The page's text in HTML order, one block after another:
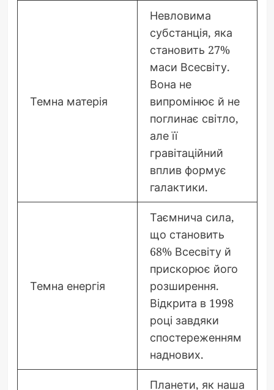
Темна матерія
Невловима
субстанція, яка
становить 27%
маси Всесвіту.
Вона не
випромінює й не
поглинає світло,
але її
гравітаційний
вплив формує
галактики.
Темна енергія
Таємнича сила,
що становить
68% Всесвіту й
прискорює його
розширення.
Відкрита в 1998
році завдяки
спостереженням
наднових.
Планети, як наша